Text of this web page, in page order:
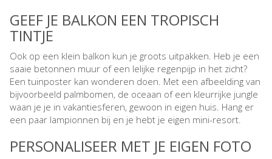
GEEF JE BALKON EEN TROPISCH
TINTJE
Ook op een klein balkon kun je groots uitpakken. Heb je een
saaie betonnen muur of een lelijke regenpijp in het zicht?
Een tuinposter kan wonderen doen. Met een afbeelding van
bijvoorbeeld palmbomen, de oceaan of een kleurrijke jungle
waan je je in vakantiesferen, gewoon in eigen huis. Hang er
een paar lampionnen bij en je hebt je eigen mini-resort.
PERSONALISEER MET JE EIGEN FOTO